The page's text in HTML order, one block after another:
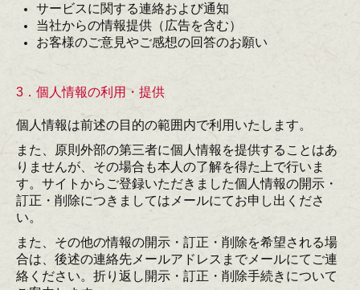
お問合せ
サービスに関する連絡および通知
当社からの情報提供（広告を含む）
お客様のご意見やご感想の回答のお願い
3．個人情報の利用・提供
個人情報は前述の目的の範囲内で利用いたします。
また、原則外部の第三者に個人情報を提供することはあ
りませんが、その場合も本人の了解を得た上で行いま
す。サイトからご登録いただきました個人情報の開示・
訂正・削除につきましてはメールにてお申し出くださ
い。
また、その他の情報の開示・訂正・削除を希望される場
合は、後述の連絡先メールアドレスまでメールにてご連
絡ください。折り返し開示・訂正・削除手続きについて